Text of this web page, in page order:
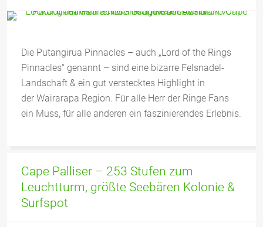
Die Putangirua Pinnacles – auch „Lord of the Rings
Pinnacles“ genannt – sind eine bizarre Felsnadel-
Landschaft & ein gut verstecktes Highlight in
der Wairarapa Region. Für alle Herr der Ringe Fans
ein Muss, für alle anderen ein faszinierendes Erlebnis.
Cape Palliser – 253 Stufen zum
Leuchtturm, größte Seebären Kolonie &
Surfspot